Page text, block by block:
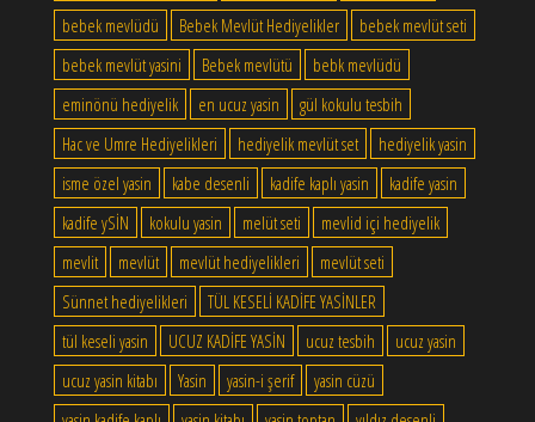
bebek mevlüdü
Bebek Mevlüt Hediyelikler
bebek mevlüt seti
bebek mevlüt yasini
Bebek mevlütü
bebk mevlüdü
eminönü hediyelik
en ucuz yasin
gül kokulu tesbih
Hac ve Umre Hediyelikleri
hediyelik mevlüt set
hediyelik yasin
isme özel yasin
kabe desenli kadife kaplı yasin
kadife yasin
kadife ySİN
kokulu yasin melüt seti
mevlid içi hediyelik
mevlit
mevlüt mevlüt hediyelikleri
mevlüt seti
Sünnet hediyelikleri
TÜL KESELİ KADİFE YASİNLER
tül keseli yasin
UCUZ KADİFE YASİN ucuz tesbih
ucuz yasin
ucuz yasin kitabı
Yasin yasin-i şerif
yasin cüzü